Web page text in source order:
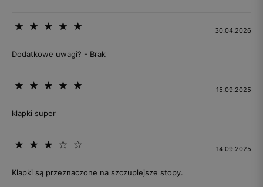
30.04.2026
Dodatkowe uwagi? - Brak
15.09.2025
klapki super
14.09.2025
Klapki są przeznaczone na szczuplejsze stopy.